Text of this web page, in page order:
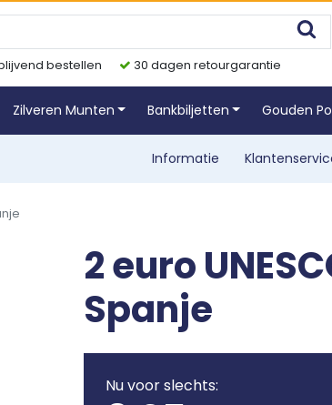
bestellen 30 dagen retourgarantie
Zilveren Munten Bankbiljetten Gouden
Informatie
2 euro
Spanje
Nu voor slechts: